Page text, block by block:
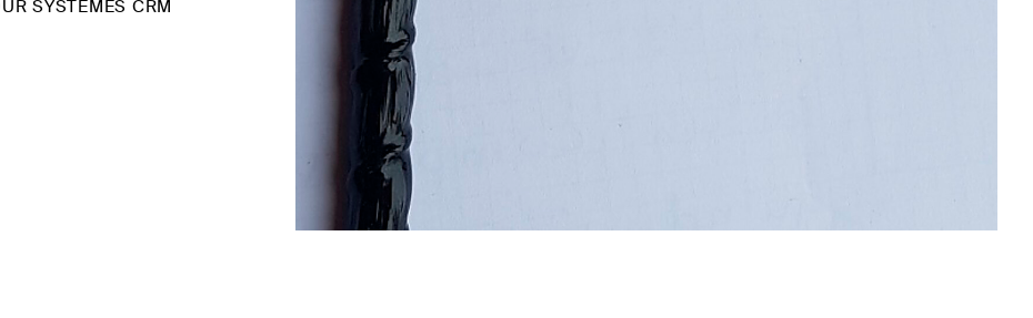
SYSTÈMES CRM